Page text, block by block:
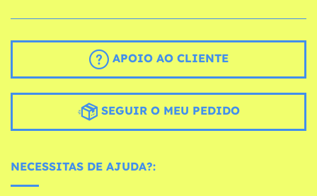
APOIO AO CLIENTE
SEGUIR O MEU PEDIDO
NECESSITAS DE AJUDA?: